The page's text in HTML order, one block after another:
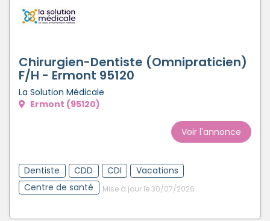
Chirurgien-Dentiste (Omnipraticien)
F/H - Ermont 95120
La Solution Médicale
Ermont (95120)
Voir l'annonce
Dentiste CDD CDI
Vacations
Centre de santé
Mise à jour le 30/07/2026